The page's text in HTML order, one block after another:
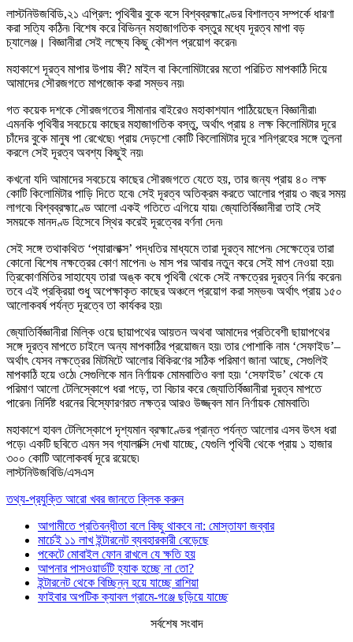
লাস্টনিউজবিডি,২১ এপ্রিল: পৃথিবীর বুকে বসে বিশ্বব্রহ্মাণ্ডের বিশালত্ব সম্পর্কে ধারণা
করা সত্যি কঠিন৷ বিশেষ করে বিভিন্ন মহাজাগতিক বস্তুর মধ্যে দূরত্ব মাপা বড়
চ্যালেঞ্জ। বিজ্ঞানীরা সেই লক্ষ্যে কিছু কৌশল প্রয়োগ করেন৷
মহাকাশে দূরত্ব মাপার উপায় কী? মাইল বা কিলোমিটারের মতো পরিচিত মাপকাঠি দিয়ে
আমাদের সৌরজগতে মাপজোক করা সম্ভব নয়৷
গত কয়েক দশকে সৌরজগতের সীমানার বাইরেও মহাকাশযান পাঠিয়েছেন বিজ্ঞানীরা৷
এমনকি পৃথিবীর সবচেয়ে কাছের মহাজাগতিক বস্তু, অর্থাৎ প্রায় ৪ লক্ষ কিলোমিটার দূরে
চাঁদের বুকে মানুষ পা রেখেছে৷ প্রায় দেড়শো কোটি কিলোমিটার দূরে শনিগ্রহের সঙ্গে তুলনা
করলে সেই দূরত্ব অবশ্য কিছুই নয়৷
কখনো যদি আমাদের সবচেয়ে কাছের সৌরজগতে যেতে হয়, তার জন্য প্রায় ৪০ লক্ষ
কোটি কিলোমিটার পাড়ি দিতে হবে৷ সেই দূরত্ব অতিক্রম করতে আলোর প্রায় ৩ বছর সময়
লাগবে৷ বিশ্বব্রহ্মাণ্ডে আলো একই গতিতে এগিয়ে যায়৷ জ্যোতির্বিজ্ঞানীরা তাই সেই
সময়কে মানদণ্ড হিসেবে স্থির করেই দূরত্বের বর্ণনা দেন৷
সেই সঙ্গে তথাকথিত ‘প্যারালাক্স’ পদ্ধতির মাধ্যমে তারা দূরত্ব মাপেন৷ সেক্ষেত্রে তারা
কোনো বিশেষ নক্ষত্রের কোণ মাপেন৷ ৬ মাস পর আবার নতুন করে সেই মাপ নেওয়া হয়৷
ত্রিকোণমিতির সাহায্যে তারা অঙ্ক কষে পৃথিবী থেকে সেই নক্ষত্রের দূরত্ব নির্ণয় করেন৷
তবে এই প্রক্রিয়া শুধু অপেক্ষাকৃত কাছের অঞ্চলে প্রয়োগ করা সম্ভব৷ অর্থাৎ প্রায় ১৫০
আলোকবর্ষ পর্যন্ত দূরত্বে তা কার্যকর হয়৷
জ্যোতির্বিজ্ঞানীরা মিল্কি ওয়ে ছায়াপথের আয়তন অথবা আমাদের প্রতিবেশী ছায়াপথের
সঙ্গে দূরত্ব মাপতে চাইলে অন্য মাপকাঠির প্রয়োজন হয়৷ তার পোশাকি নাম ‘সেফাইড’–
অর্থাৎ যেসব নক্ষত্রের মিটমিটে আলোর বিকিরণের সঠিক পরিমাণ জানা আছে, সেগুলিই
মাপকাঠি হয়ে ওঠে৷ সেগুলিকে মান নির্ণায়ক মোমবাতিও বলা হয়৷ ‘সেফাইড’ থেকে যে
পরিমাণ আলো টেলিস্কোপে ধরা পড়ে, তা বিচার করে জ্যোতির্বিজ্ঞানীরা দূরত্ব মাপতে
পারেন৷ নির্দিষ্ট ধরনের বিস্ফোরণরত নক্ষত্র আরও উজ্জ্বল মান নির্ণায়ক মোমবাতি৷
মহাকাশে হাবল টেলিস্কোপে দৃশ্যমান ব্রহ্মাণ্ডের প্রান্ত পর্যন্ত আলোর এসব উৎস ধরা
পড়ে৷ একটি ছবিতে এমন সব গ্যালাক্সি দেখা যাচ্ছে, যেগুলি পৃথিবী থেকে প্রায় ১ হাজার
৩০০ কোটি আলোকবর্ষ দূরে রয়েছে৷
লাস্টনিউজবিডি/এসএস
তথ্য-প্রযুক্তি আরো খবর জানতে ক্লিক করুন
আগামীতে প্রতিবন্ধীতা বলে কিছু থাকবে না: মোস্তাফা জব্বার
মার্চেই ১১ লাখ ইন্টারনেট ব্যবহারকারী বেড়েছে
পকেটে মোবাইল ফোন রাখলে যে ক্ষতি হয়
আপনার পাসওয়ার্ডটি হ্যাক হচ্ছে না তো?
ইন্টারনেট থেকে বিচ্ছিন্ন হয়ে যাচ্ছে রাশিয়া
ফাইবার অপটিক ক্যাবল গ্রামে-গঞ্জে ছড়িয়ে যাচ্ছে
সর্বশেষ সংবাদ